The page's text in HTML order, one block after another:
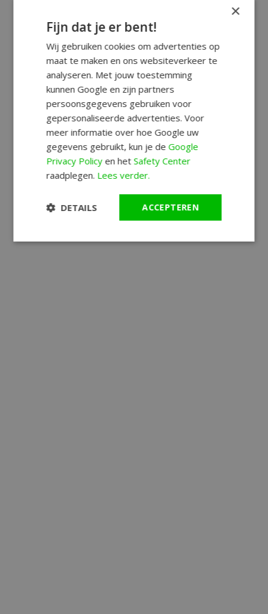
×
Fijn dat je er bent!
Wij gebruiken cookies om advertenties op
maat te maken en ons websiteverkeer te
analyseren. Met jouw toestemming
kunnen Google en zijn partners
persoonsgegevens gebruiken voor
gepersonaliseerde advertenties. Voor
meer informatie over hoe Google uw
gegevens gebruikt, kun je deGoogle
Privacy Policyen hetSafety Center
raadplegen. Lees verder.
ACCEPTEREN
DETAILS